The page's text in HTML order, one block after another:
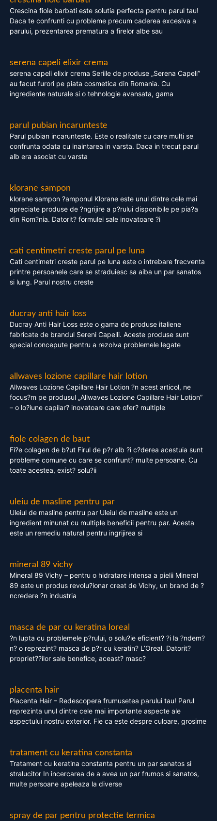
Crescina fiole barbati este solutia perfecta pentru parul tau!
Daca te confrunti cu probleme precum caderea excesiva a
parului, prezentarea prematura a firelor albe sau
serena capeli elixir crema
serena capeli elixir crema Seriile de produse „Serena Capeli”
au facut furori pe piata cosmetica din Romania. Cu
ingrediente naturale si o tehnologie avansata, gama
parul pubian incarunteste
Parul pubian incarunteste. Este o realitate cu care multi se
confrunta odata cu inaintarea in varsta. Daca in trecut parul
alb era asociat cu varsta
klorane sampon
klorane sampon ?amponul Klorane este unul dintre cele mai
apreciate produse de ?ngrijire a p?rului disponibile pe pia?a
din Rom?nia. Datorit? formulei sale inovatoare ?i
cati centimetri creste parul pe luna
Cati centimetri creste parul pe luna este o intrebare frecventa
printre persoanele care se straduiesc sa aiba un par sanatos
si lung. Parul nostru creste
ducray anti hair loss
Ducray Anti Hair Loss este o gama de produse italiene
fabricate de brandul Sereni Capelli. Aceste produse sunt
special concepute pentru a rezolva problemele legate
allwaves lozione capillare hair lotion
Allwaves Lozione Capillare Hair Lotion ?n acest articol, ne
focus?m pe produsul „Allwaves Lozione Capillare Hair Lotion”
– o lo?iune capilar? inovatoare care ofer? multiple
fiole colagen de baut
Fi?e colagen de b?ut Firul de p?r alb ?i c?derea acestuia sunt
probleme comune cu care se confrunt? multe persoane. Cu
toate acestea, exist? solu?ii
uleiu de masline pentru par
Uleiul de masline pentru par Uleiul de masline este un
ingredient minunat cu multiple beneficii pentru par. Acesta
este un remediu natural pentru ingrijirea si
mineral 89 vichy
Mineral 89 Vichy – pentru o hidratare intensa a pielii Mineral
89 este un produs revolu?ionar creat de Vichy, un brand de ?
ncredere ?n industria
masca de par cu keratina loreal
?n lupta cu problemele p?rului, o solu?ie eficient? ?i la ?ndem?
n? o reprezint? masca de p?r cu keratin? L’Oreal. Datorit?
propriet??ilor sale benefice, aceast? masc?
placenta hair
Placenta Hair – Redescopera frumusetea parului tau! Parul
reprezinta unul dintre cele mai importante aspecte ale
aspectului nostru exterior. Fie ca este despre culoare, grosime
tratament cu keratina constanta
Tratament cu keratina constanta pentru un par sanatos si
stralucitor In incercarea de a avea un par frumos si sanatos,
multe persoane apeleaza la diverse
spray de par pentru protectie termica